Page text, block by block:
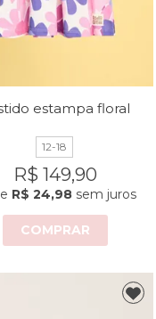
estampa floral
12-18
R$ 149,90
R$ 24,98sem juros
COMPRAR